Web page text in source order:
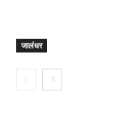
जालंधर